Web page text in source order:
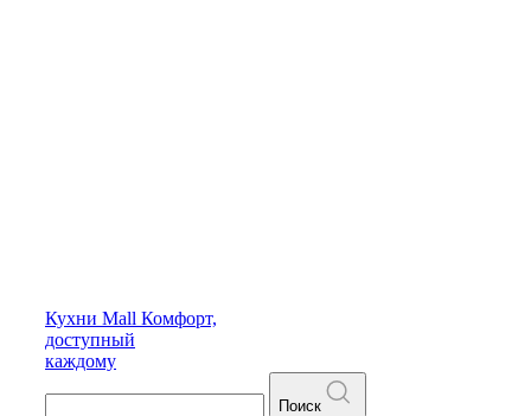
Кухни Mall Комфорт,
доступный
каждому
Поиск